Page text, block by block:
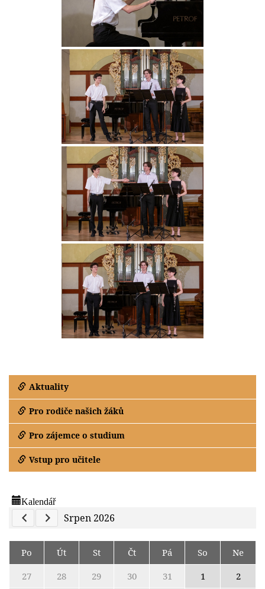
Aktuality
Pro rodiče našich žáků
Pro zájemce o studium
Vstup pro učitele
Kalendář
Previous Calendar
Next Calendar
Srpen 2026
Po Út St Čt Pá So
Ne
27
28 29 30 31 1
2